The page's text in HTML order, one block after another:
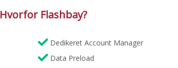
Hvorfor Flashbay?
Dedikeret Account Manager
Data Preload